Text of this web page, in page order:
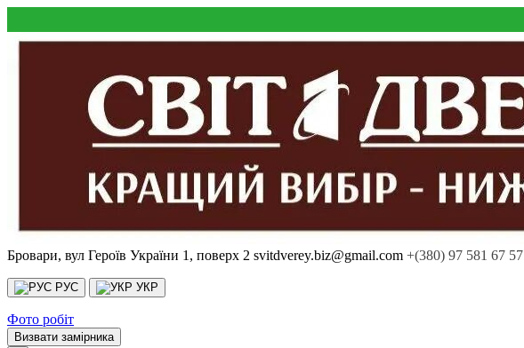
Бровари, вул Героїв України 1, поверх 2 svitdverey.biz@gmail.com +(380) 97 581 67 57
РУС УКР
Фото робіт
Визвати замірника